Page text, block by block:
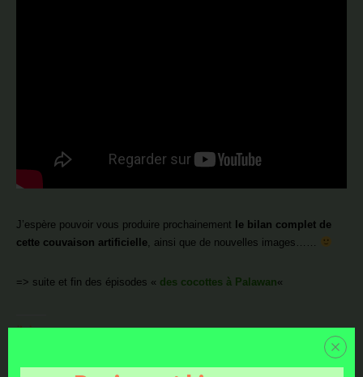
J’espère pouvoir vous produire prochainement le bilan complet de
cette couvaison artificielle , ainsi que de nouvelles images……
=> suite et fin des épisodes « des cocottes à Palawan«
j'aime